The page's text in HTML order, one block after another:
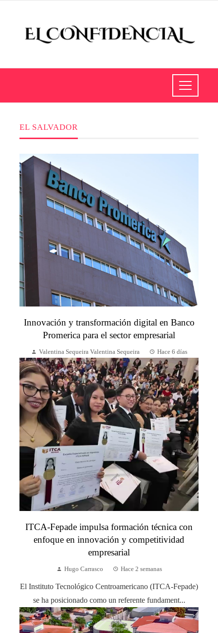
EL SALVADOR
Innovación y transformación digital en Banco
Promerica para el sector empresarial
Valentina Sequeira Valentina Sequeira Hace 6 días
ITCA-Fepade impulsa formación técnica con
enfoque en innovación y competitividad
empresarial
Hugo Carrasco Hace 2 semanas
El Instituto Tecnológico Centroamericano (ITCA-Fepade)
se ha posicionado como un referente fundament...